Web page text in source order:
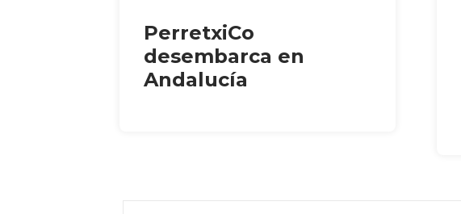
PerretxiCo
desembarca en
Andalucía